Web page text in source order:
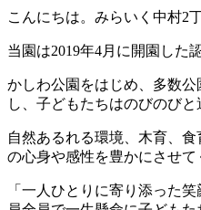
こんにちは。みらいく中村2
当園は2019年4月に開園した
かしわ公園をはじめ、多数
し、子どもたちはのびのびと
自然あるれる環境、木育、
の心身や感性を豊かにさせて
「一人ひとりに寄り添った